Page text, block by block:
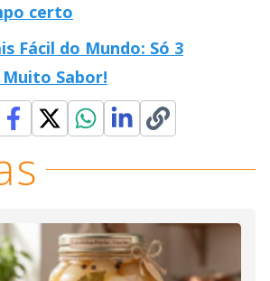
certo
Fácil do Mundo: Só 3
Sabor!